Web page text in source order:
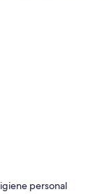
personal